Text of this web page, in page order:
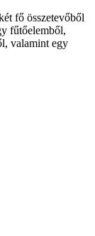
fő összetevőből
fűtőelemből,
valamint egy